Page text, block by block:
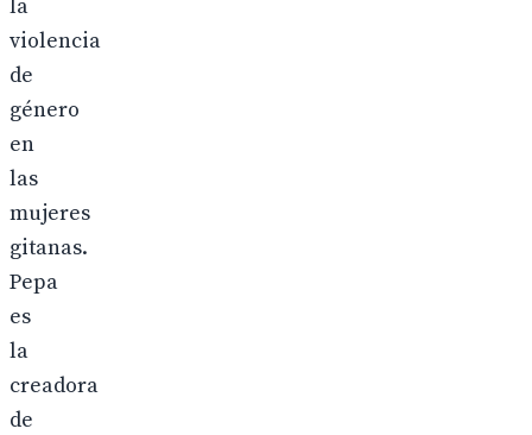
la
violencia
de
género
en
las
mujeres
gitanas.
Pepa
es
la
creadora
de